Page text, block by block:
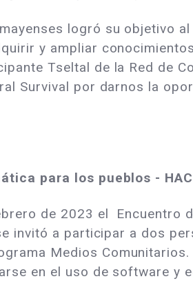
logró su objetivo
y ampliar
Tseltal de la Red de
Survival por darnos la
para los pueblos -
de 2023 el Encuentro
invitó a participar a dos
Medios
en el uso de software y